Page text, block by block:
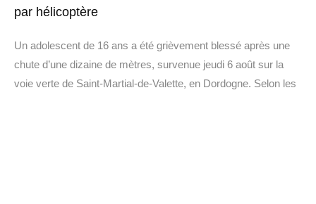
par hélicoptère
Un adolescent de 16 ans a été grièvement blessé après une
chute d’une dizaine de mètres, survenue jeudi 6 août sur la
voie verte de Saint-Martial-de-Valette, en Dordogne. Selon les